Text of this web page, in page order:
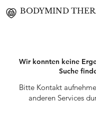
BODYMIND
Wir konnten keine
Suche
Bitte Kontakt
anderen Services